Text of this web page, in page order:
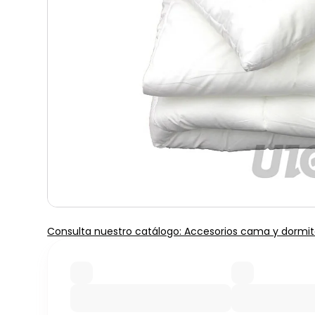
Consulta nuestro catálogo: Accesorios cama y